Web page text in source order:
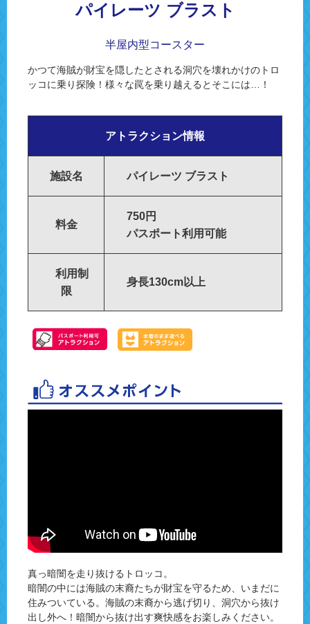
パイレーツ ブラスト
半屋内型コースター
かつて海賊が財宝を隠したとされる洞穴を壊れかけのトロ
ッコに乗り探険！様々な罠を乗り越えるとそこには…！
アトラクション情報
施設名 パイレーツ ブラスト
料金
750円
パスポート利用可能
利用制
限
身長130cm以上
真っ暗闇を走り抜けるトロッコ。
暗闇の中には海賊の末裔たちが財宝を守るため、いまだに
住みついている。海賊の末裔から逃げ切り、洞穴から抜け
出し外へ！暗闇から抜け出す爽快感をお楽しみください。